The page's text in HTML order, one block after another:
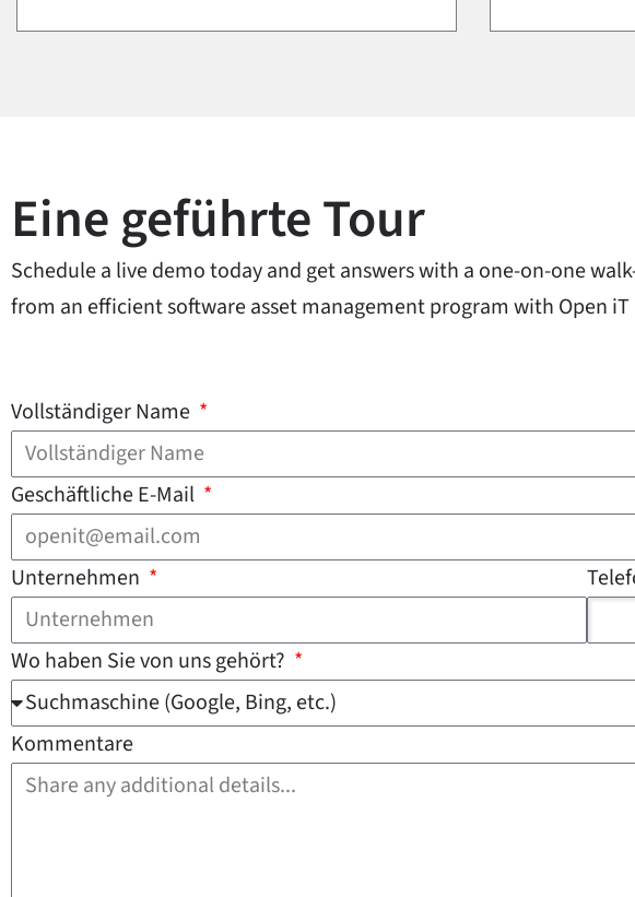
Eine geführte Tour
Schedule a live demo today and get answers with a one-on-one
from an efficient software asset management program with Open
Vollständiger Name
Geschäftliche E-Mail
Unternehmen
Wo haben Sie von uns gehört?
Kommentare